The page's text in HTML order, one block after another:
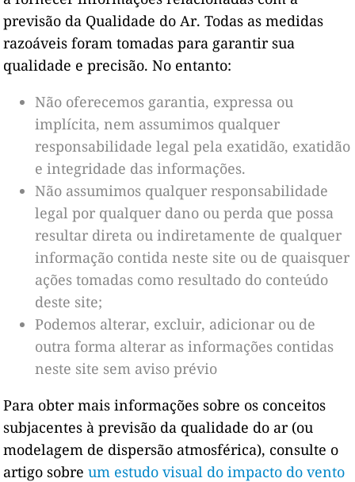
previsão da Qualidade do Ar. Todas as medidas
razoáveis ​​foram tomadas para garantir sua
qualidade e precisão. No entanto:
Não oferecemos garantia, expressa ou
implícita, nem assumimos qualquer
responsabilidade legal pela exatidão, exatidão
e integridade das informações.
Não assumimos qualquer responsabilidade
legal por qualquer dano ou perda que possa
resultar direta ou indiretamente de qualquer
informação contida neste site ou de quaisquer
ações tomadas como resultado do conteúdo
deste site;
Podemos alterar, excluir, adicionar ou de
outra forma alterar as informações contidas
neste site sem aviso prévio
Para obter mais informações sobre os conceitos
subjacentes à previsão da qualidade do ar (ou
modelagem de dispersão atmosférica), consulte o
artigo sobreum estudo visual do impacto do vento